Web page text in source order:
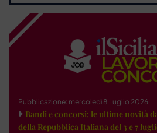
Pubblicazione: mercoledì 8 Luglio 2026
Bandi e concorsi: le ultime novità
della Repubblica Italiana del 3 e 7